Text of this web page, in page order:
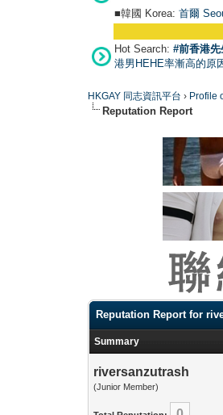
■韓國 Korea: 首爾
Hot Search: #前香港
港男HEHE率漸高的原
HKGAY 同志資訊平台 › Profile
Reputation Report
Reputation Report for
Summary
riversanzutrash
(Junior Member)